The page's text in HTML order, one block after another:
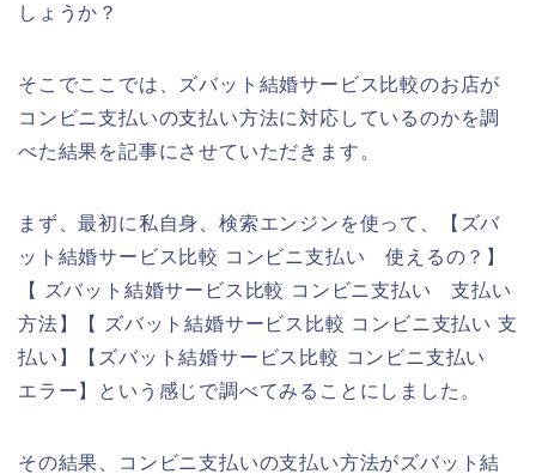
しょうか？
そこでここでは、ズバット結婚サービス比較のお店が
コンビニ支払いの支払い方法に対応しているのかを調
べた結果を記事にさせていただきます。
まず、最初に私自身、検索エンジンを使って、【ズバ
ット結婚サービス比較 コンビニ支払い 使えるの？】
【 ズバット結婚サービス比較 コンビニ支払い 支払い
方法】【 ズバット結婚サービス比較 コンビニ支払い 支
払い】【ズバット結婚サービス比較 コンビニ支払い
エラー】という感じで調べてみることにしました。
その結果、コンビニ支払いの支払い方法がズバット結